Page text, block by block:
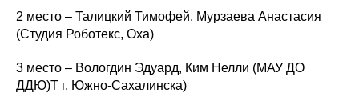
2 место – Талицкий Тимофей, Мурзаева Анастасия
(Студия Роботекс, Оха)
3 место – Вологдин Эдуард, Ким Нелли (МАУ ДО
ДДЮ)Т г. Южно-Сахалинска)